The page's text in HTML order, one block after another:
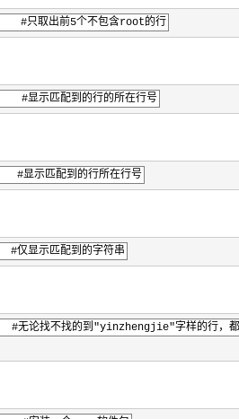
出前5个不包含root的行
配到的行的所在行号
配到的行所在行号
匹配到的字符串
的到"yinzhengjie"字样的行，都不做